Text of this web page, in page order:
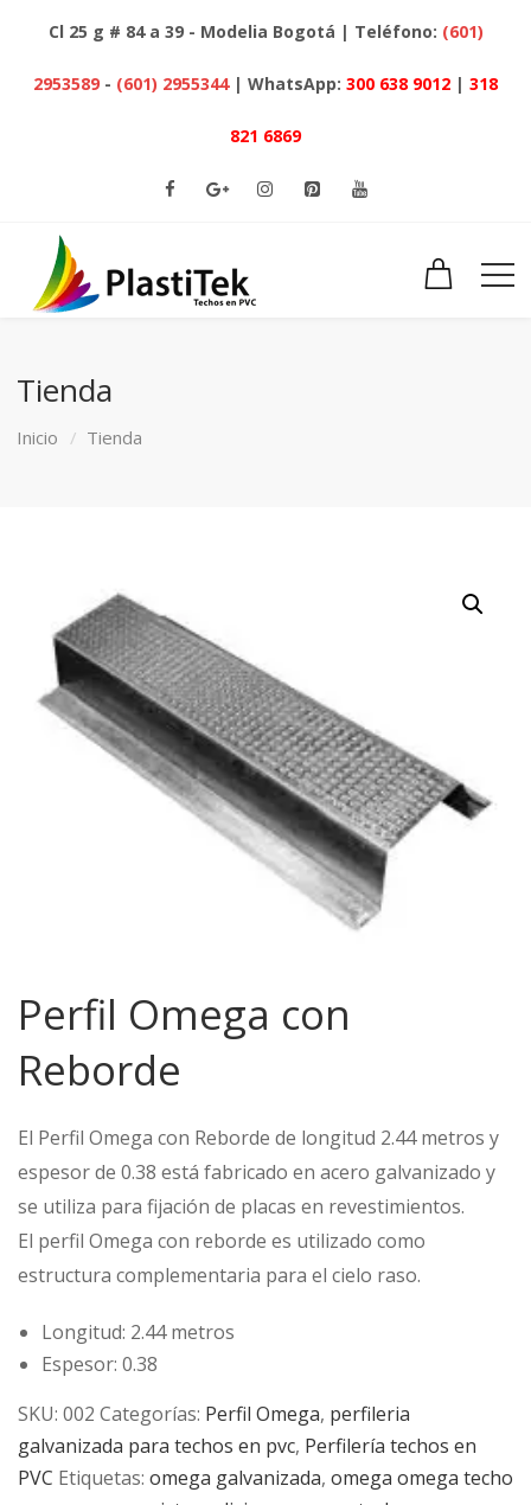
Cl 25 g # 84 a 39 - Modelia Bogotá | Teléfono: (601)
2953589 - (601) 2955344 | WhatsApp: 300 638 9012 | 318
821 6869
Tienda
Inicio Tienda
Perfil Omega con
Reborde
El Perfil Omega con Reborde de longitud 2.44 metros y
espesor de 0.38 está fabricado en acero galvanizado y
se utiliza para fijación de placas en revestimientos.
El perfil Omega con reborde es utilizado como
estructura complementaria para el cielo raso.
Longitud: 2.44 metros
Espesor: 0.38
SKU: 002 Categorías: Perfil Omega, perfileria
galvanizada para techos en pvc, Perfilería techos en
PVC Etiquetas: omega galvanizada, omega omega techo